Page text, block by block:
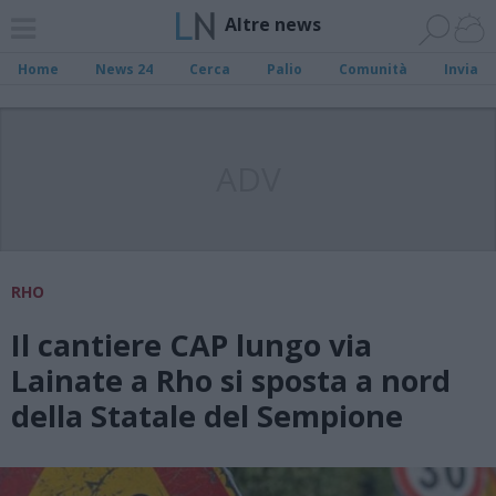
Altre news
Home News 24 Cerca Palio Comunità Invia
RHO
Il cantiere CAP lungo via
Lainate a Rho si sposta a nord
della Statale del Sempione